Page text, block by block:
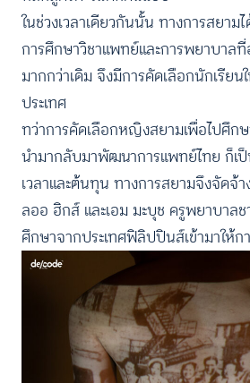
ในช่วงเวลาเดียวกันนั้น ทางการสยาม
การศึกษาวิชาแพทย์และการพยาบาล
มากกว่าเดิม จึงมีการคัดเลือกนักเรียน
ประเทศ
ทว่าการคัดเลือกหญิงสยามเพื่อไปศึก
นำมากลับมาพัฒนาการแพทย์ไทย ก็เ
เวลาและต้นทุน ทางการสยามจึงจัด
ลออ ฮิกส์ และเอม มะบุช ครูพยาบาลช
ศึกษาจากประเทศฟิลิปปินส์เข้ามาให้ก